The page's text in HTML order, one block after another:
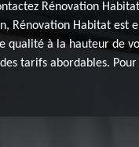
Rénovation
Rénovation Habitat est
qualité à la hauteur de
tarifs abordables.